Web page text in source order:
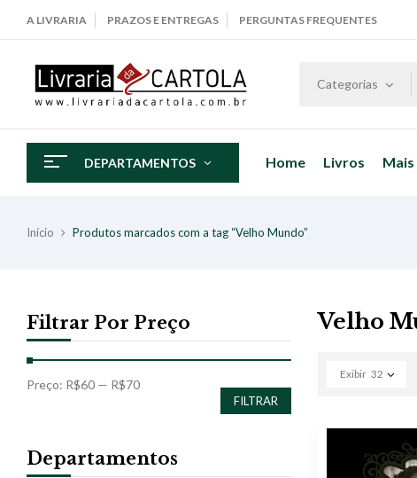
A LIVRARIA PRAZOS E ENTREGAS PERGUNTAS FREQUENTES
Categorias
DEPARTAMENTOS Home Livros
Início Produtos marcados com a tag “Velho Mundo”
Filtrar Por Preço
FILTRAR
Preço: R$60 — R$70
Departamentos
Velho
Exibir 32